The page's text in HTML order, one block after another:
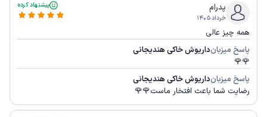
پدرام
خرداد ۱۴۰۵
پیشنهاد کرده
همه چیز عالی
پاسخ میزبانداریوش خاکی هندیجانی
🌹🌹
پاسخ میزبانداریوش خاکی هندیجانی
رضایت شما باعث افتخار ماست🌹🌹